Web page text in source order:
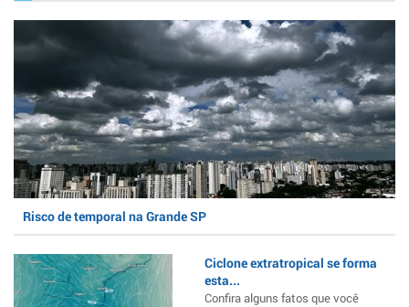
Risco de temporal na Grande SP
Ciclone extratropical se forma
esta...
Confira alguns fatos que você